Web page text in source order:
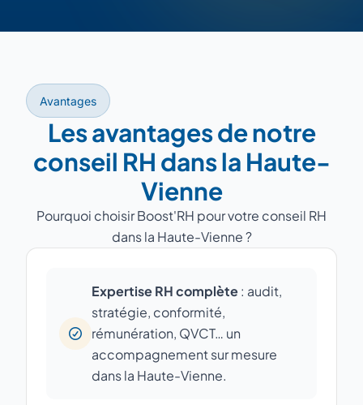
Avantages
Les avantages de notre
conseil RH dans la Haute-
Vienne
Pourquoi choisir Boost'RH pour votre conseil RH
dans la Haute-Vienne ?
Expertise RH complète: audit,
stratégie, conformité,
rémunération, QVCT… un
accompagnement sur mesure
dans la Haute-Vienne.